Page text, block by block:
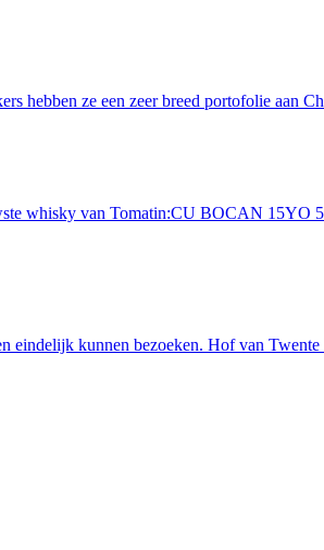
hebben ze een zeer breed portofolie aan
whisky van Tomatin:CU BOCAN 15YO
kunnen bezoeken. Hof van Twente